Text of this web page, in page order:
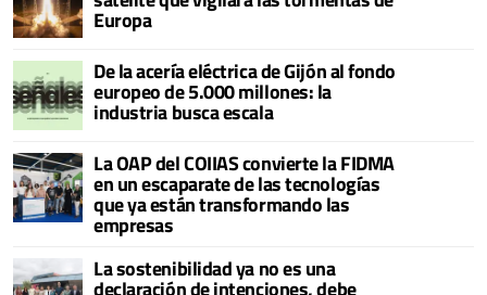
Europa
De la acería eléctrica de Gijón al fondo
europeo de 5.000 millones: la
industria busca escala
La OAP del COIIAS convierte la FIDMA
en un escaparate de las tecnologías
que ya están transformando las
empresas
La sostenibilidad ya no es una
declaración de intenciones, debe